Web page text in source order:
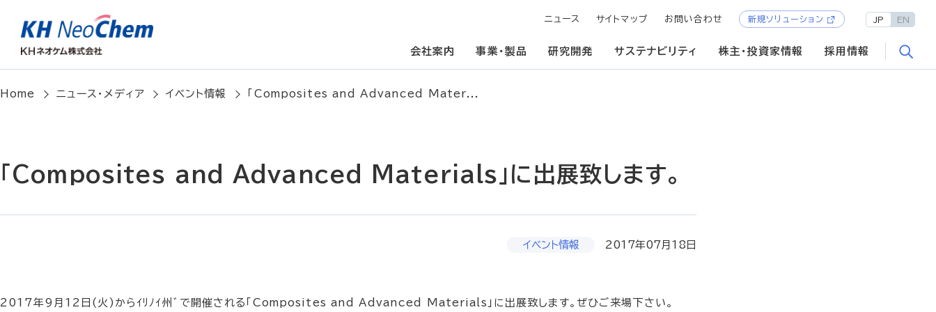
会社案内 事業・製品 研究開発 サステナビリティ 株主・投資家情報 採用情報
ニュース サイトマップ お問い合わせ 新規ソリューション JP EN
Home ニュース・メディア イベント情報 「Composites and Advanced Mater...
「Composites and Advanced Materials」に出展致します。
イベント情報 2017年07月18日
2017年9月12日(火)からｲﾘﾉｲ州ﾞで開催される「Composites and Advanced Materials」に出展致します。ぜひご来場下さい。